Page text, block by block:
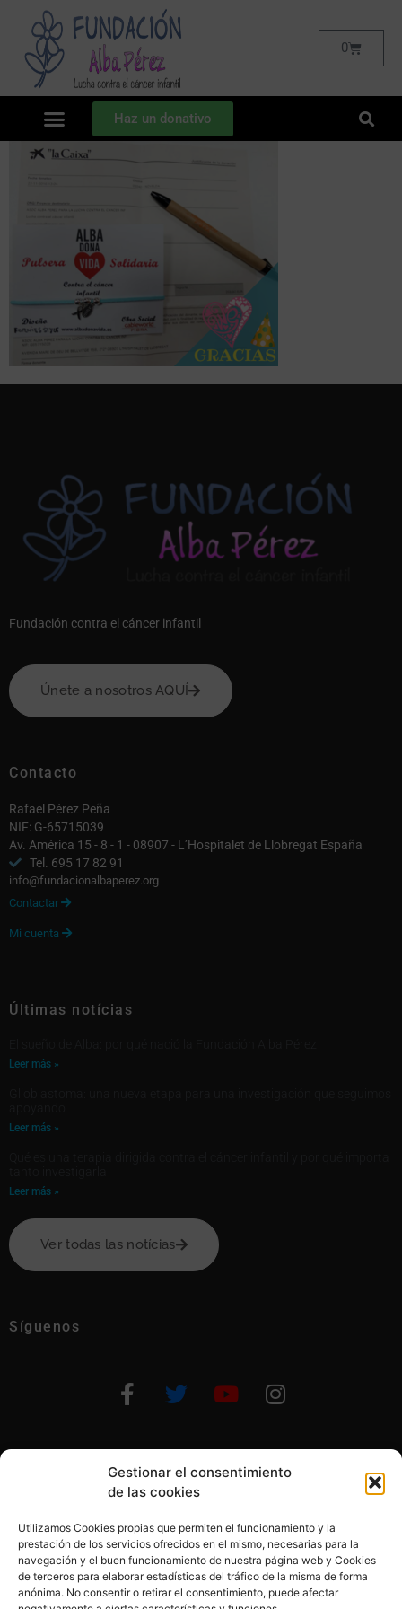
Gestionar el consentimiento
de las cookies
Utilizamos Cookies propias que permiten el funcionamiento y la
prestación de los servicios ofrecidos en el mismo, necesarias para la
navegación y el buen funcionamiento de nuestra página web y Cookies
de terceros para elaborar estadísticas del tráfico de la misma de forma
anónima. No consentir o retirar el consentimiento, puede afectar
0
Haz un donativo
Fundación contra el cáncer infantil
Únete a nosotros AQUÍ
Contacto
Rafael Pérez Peña
NIF: G-65715039
Av. América 15 - 8 - 1 - 08907 - L’Hospitalet de Llobregat España
Tel. 695 17 82 91
info@fundacionalbaperez.org
Contactar 
Mi cuenta 
Últimas notícias
Leer más »
Leer más »
Leer más »
Ver todas las notícias
Síguenos
Otras formas de ayudar
© 2020, Fundación Alba Pérez. All Rights Reserved